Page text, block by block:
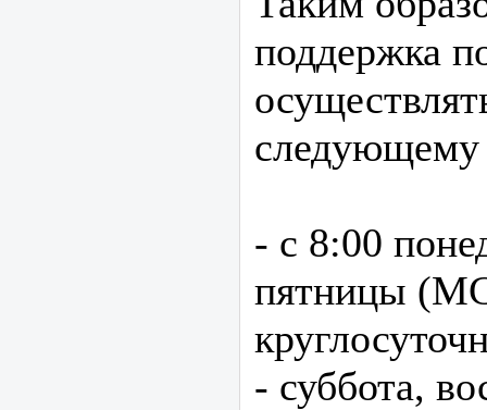
поддержка
следующему
- с 8:00
пятницы
- суббота,